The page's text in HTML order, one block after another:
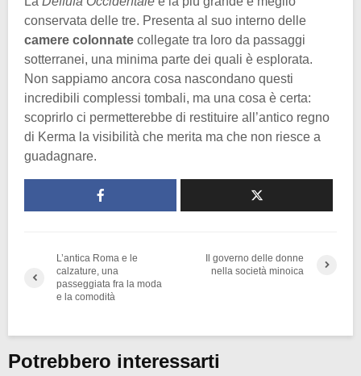
conservata delle tre. Presenta al suo interno delle
camere colonnate collegate tra loro da passaggi
sotterranei, una minima parte dei quali è esplorata.
Non sappiamo ancora cosa nascondano questi
incredibili complessi tombali, ma una cosa è certa:
scoprirlo ci permetterebbe di restituire all’antico regno
di Kerma la visibilità che merita ma che non riesce a
guadagnare.
L’antica Roma e le
calzature, una
passeggiata fra la moda
e la comodità
Il governo delle donne
nella società minoica
Potrebbero interessarti